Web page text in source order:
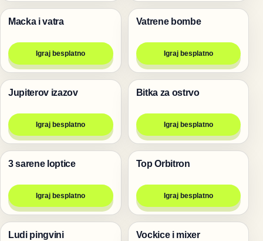
Pucanje
Macka i vatra
Igraj besplatno
Pucanje
Vatrene bombe
Igraj besplatno
Pucanje
Jupiterov izazov
Igraj besplatno
Pucanje
Bitka za ostrvo
Igraj besplatno
Pucanje
3 sarene loptice
Igraj besplatno
Pucanje
Top Orbitron
Igraj besplatno
Pucanje
Ludi pingvini Pucanje
Vockice i mixer